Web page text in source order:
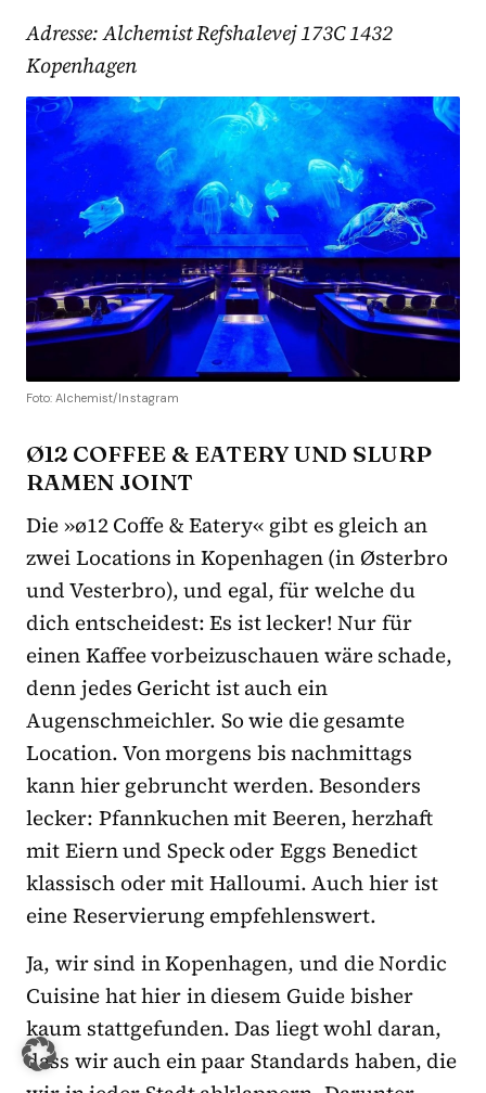
Adresse:Alchemist Refshalevej 173C 1432
Kopenhagen
Foto: Alchemist/Instagram
Ø12 COFFEE & EATERY UND SLURP
RAMEN JOINT
Die »ø12 Coffe & Eatery« gibt es gleich an
zwei Locations in Kopenhagen (in Østerbro
und Vesterbro), und egal, für welche du
dich entscheidest: Es ist lecker! Nur für
einen Kaffee vorbeizuschauen wäre schade,
denn jedes Gericht ist auch ein
Augenschmeichler. So wie die gesamte
Location. Von morgens bis nachmittags
kann hier gebruncht werden. Besonders
lecker: Pfannkuchen mit Beeren, herzhaft
mit Eiern und Speck oder Eggs Benedict
klassisch oder mit Halloumi. Auch hier ist
eine Reservierung empfehlenswert.
Ja, wir sind in Kopenhagen, und die Nordic
Cuisine hat hier in diesem Guide bisher
kaum stattgefunden. Das liegt wohl daran,
dass wir auch ein paar Standards haben, die